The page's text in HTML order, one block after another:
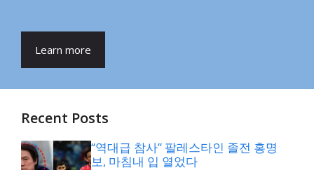
Learn more
Recent Posts
“역대급 참사” 팔레스타인 졸전 홍명
보, 마침내 입 열었다